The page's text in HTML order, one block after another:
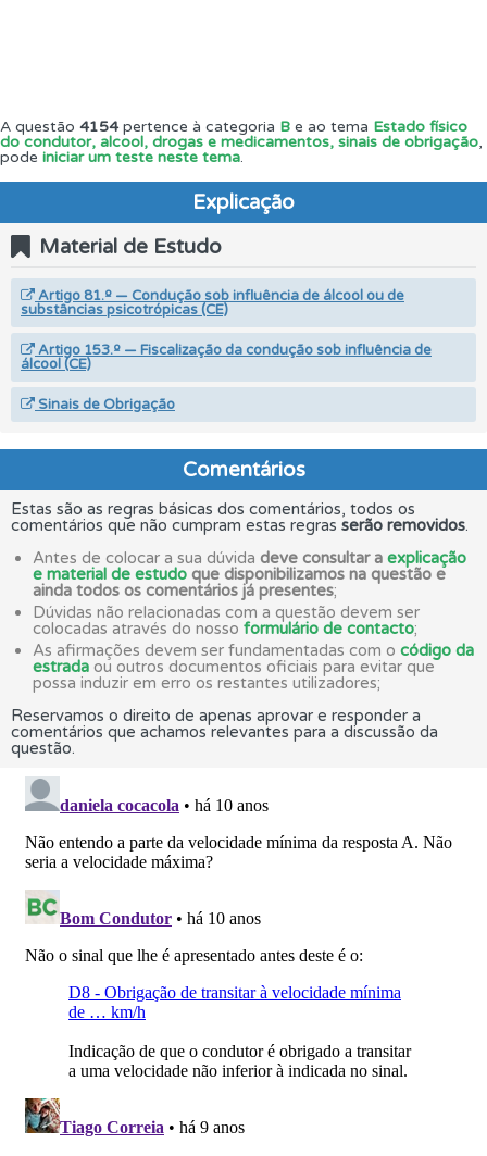
A questão 4154pertence à categoria B e ao tema Estado físico
do condutor, alcool, drogas e medicamentos, sinais de obrigação,
pode iniciar um teste neste tema.
Explicação
Material de Estudo
Artigo 81.º — Condução sob influência de álcool ou de
substâncias psicotrópicas (CE)
Artigo 153.º — Fiscalização da condução sob influência de
álcool (CE)
Sinais de Obrigação
Comentários
Estas são as regras básicas dos comentários, todos os
comentários que não cumpram estas regras serão removidos.
Antes de colocar a sua dúvida deve consultar a explicação
e material de estudo que disponibilizamos na questão e
ainda todos os comentários já presentes;
Dúvidas não relacionadas com a questão devem ser
colocadas através do nosso formulário de contacto;
As afirmações devem ser fundamentadas com o código da
estrada ou outros documentos oficiais para evitar que
possa induzir em erro os restantes utilizadores;
Reservamos o direito de apenas aprovar e responder a
comentários que achamos relevantes para a discussão da
questão.